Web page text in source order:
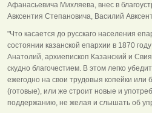
Афанасьевича Михляева, внес в
Авксентия Степановича, Василий
"Что касается до русскаго населения
состоянии казанской епархии в 1870
Анатолий, архиепископ Казанский и
скудно благочестием. В этом легко
ежегодно на свои трудовыя копейки или
(готовые), или же строит новые и
поддержанию, не желая и слышать об